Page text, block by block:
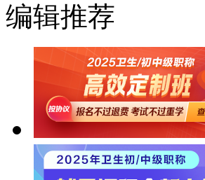
编辑推荐